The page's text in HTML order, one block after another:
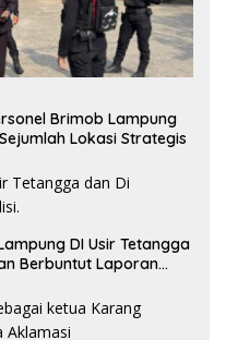
Brimob Lampung
Lokasi Strategis
DI Usir Tetangga
Berbuntut Laporan